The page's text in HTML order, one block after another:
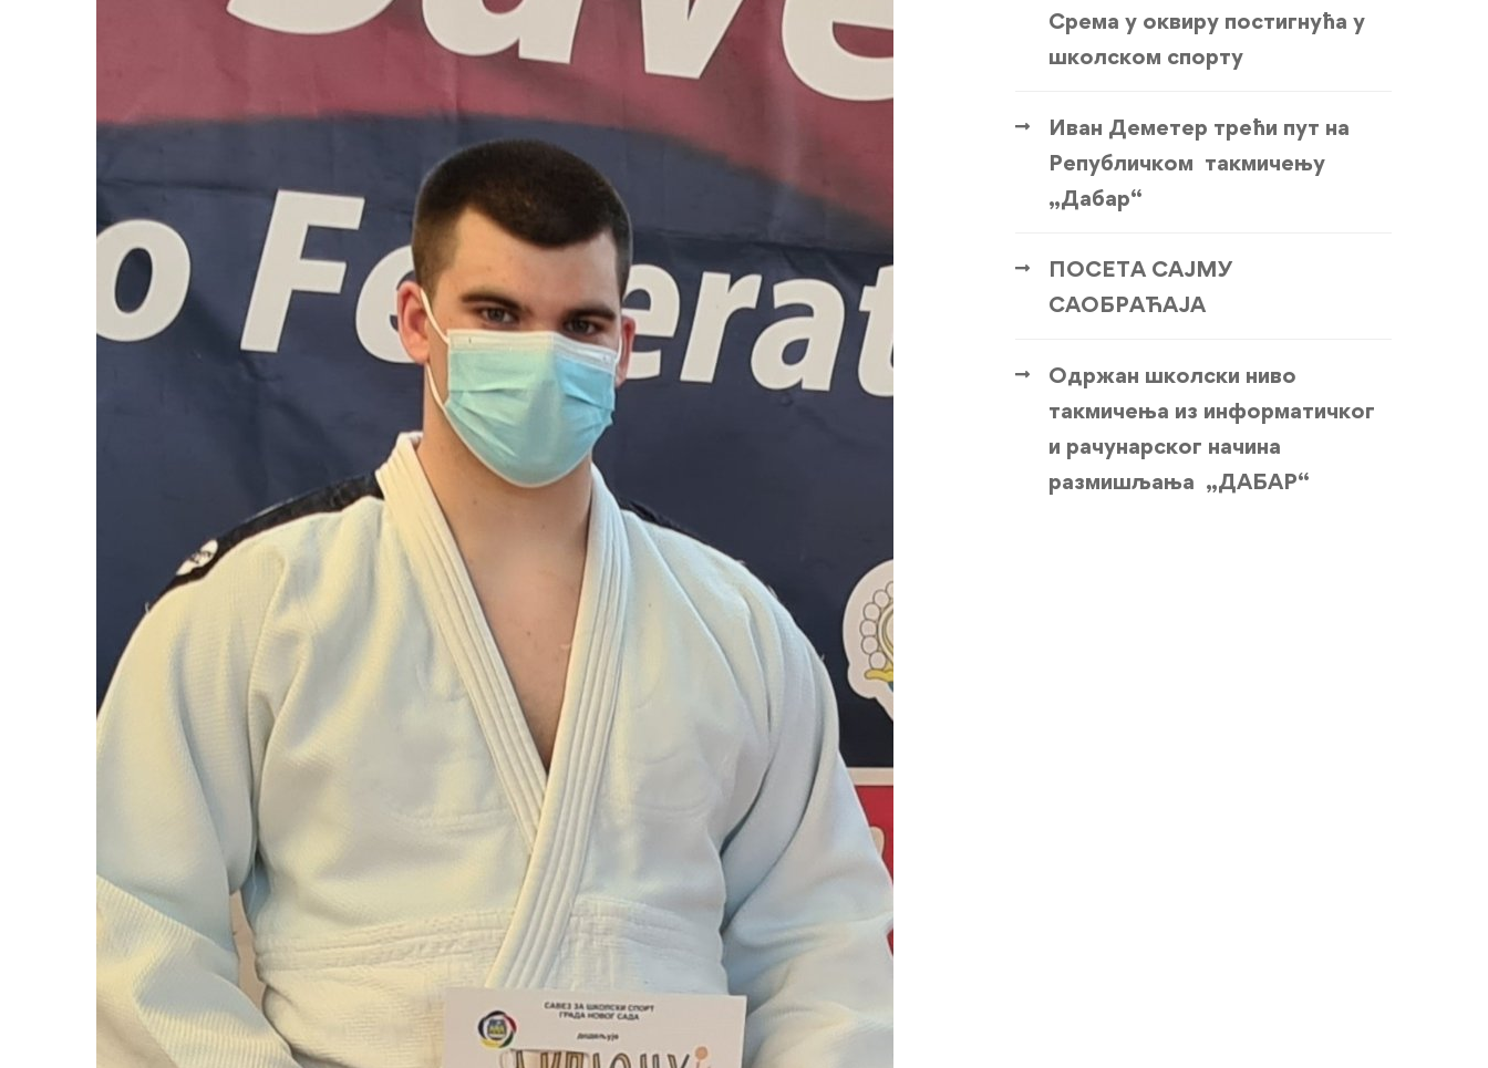
Срема у оквиру постигнућа у
школском спорту
Иван Деметер трећи пут на
Републичком такмичењу
„Дабар“
ПОСЕТА САЈМУ
САОБРАЋАЈА
Одржан школски ниво
такмичења из информатичког
и рачунарског начина
размишљања „ДАБАР“